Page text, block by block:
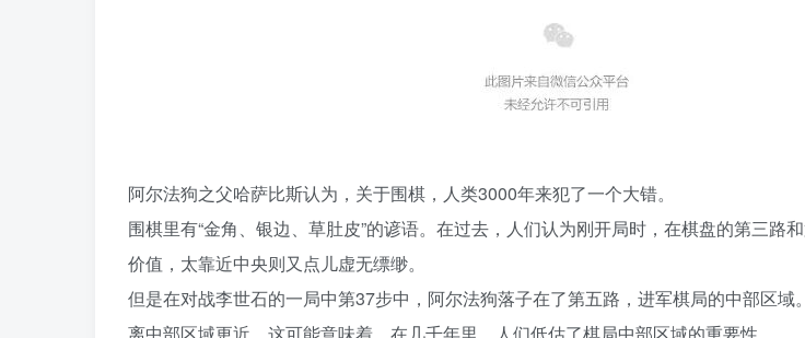
阿尔法狗之父哈萨比斯认为，关于围棋，人类3000年来犯了一个大错。
围棋里有“金角、银边、草肚皮”的谚语。在过去，人们认为刚开局时，在棋盘的第三路
价值，太靠近中央则又点儿虚无缥缈。
但是在对战李世石的一局中第37步中，阿尔法狗落子在了第五路，进军棋局的中部区域